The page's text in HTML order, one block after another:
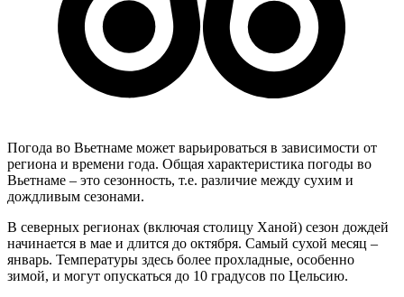
Погода во Вьетнаме может варьироваться в зависимости от
региона и времени года. Общая характеристика погоды во
Вьетнаме – это сезонность, т.е. различие между сухим и
дождливым сезонами.
В северных регионах (включая столицу Ханой) сезон дождей
начинается в мае и длится до октября. Самый сухой месяц –
январь. Температуры здесь более прохладные, особенно
зимой, и могут опускаться до 10 градусов по Цельсию.